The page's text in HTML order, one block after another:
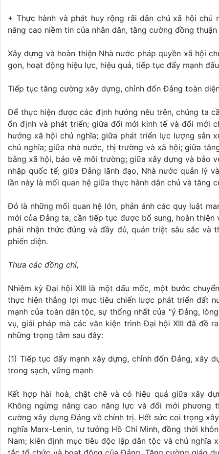
+ Thực hành và phát huy rộng rãi dân chủ xã hội chủ
nâng cao niềm tin của nhân dân, tăng cường đồng
Xây dựng và hoàn thiện Nhà nước pháp quyền xã hội
gọn, hoạt động hiệu lực, hiệu quả, tiếp tục đẩy mạnh
Tiếp tục tăng cường xây dựng, chỉnh đốn Đảng toàn
Để thực hiện được các định hướng nêu trên, chúng ta
ổn định và phát triển; giữa đổi mới kinh tế và đổi mới
hướng xã hội chủ nghĩa; giữa phát triển lực lượng sản
chủ nghĩa; giữa nhà nước, thị trường và xã hội; giữa
bằng xã hội, bảo vệ môi trường; giữa xây dựng và bảo
nhập quốc tế; giữa Đảng lãnh đạo, Nhà nước quản lý
lần này là mối quan hệ giữa thực hành dân chủ và tăng
Đó là những mối quan hệ lớn, phản ánh các quy luật
mới của Đảng ta, cần tiếp tục được bổ sung, hoàn
phải nhận thức đúng và đầy đủ, quán triệt sâu sắc
phiến diện.
Thưa các đồng chí,
Nhiệm kỳ Đại hội XIII là một dấu mốc, một bước
thực hiện thắng lợi mục tiêu chiến lược phát triển đất
mạnh của toàn dân tộc, sự thống nhất của "ý Đảng,
vụ, giải pháp mà các văn kiện trình Đại hội XIII đã đề
những trọng tâm sau đây:
(1) Tiếp tục đẩy mạnh xây dựng, chỉnh đốn Đảng, xây
trong sạch, vững mạnh
Kết hợp hài hoà, chặt chẽ và có hiệu quả giữa xây
Không ngừng nâng cao năng lực và đổi mới phương
cường xây dựng Đảng về chính trị. Hết sức coi trọng
nghĩa Marx-Lenin, tư tưởng Hồ Chí Minh, đồng thời
Nam; kiên định mục tiêu độc lập dân tộc và chủ nghĩa